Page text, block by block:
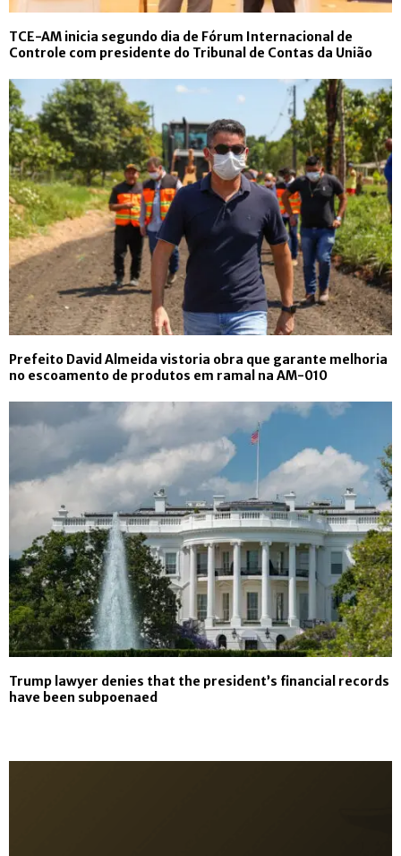
TCE-AM inicia segundo dia de Fórum Internacional de
Controle com presidente do Tribunal de Contas da União
Prefeito David Almeida vistoria obra que garante melhoria
no escoamento de produtos em ramal na AM-010
Trump lawyer denies that the president’s financial records
have been subpoenaed